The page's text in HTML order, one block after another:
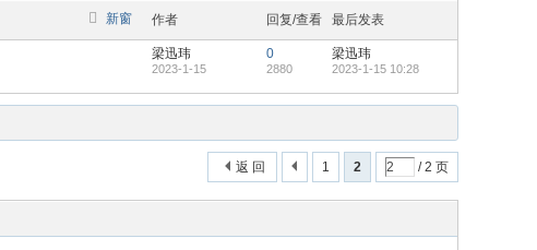
新窗 作者 回复/查看 最后发表
梁迅玮
2023-1-15
0
2880
梁迅玮
2023-1-15 10:28
1 2 / 2 页
返 回